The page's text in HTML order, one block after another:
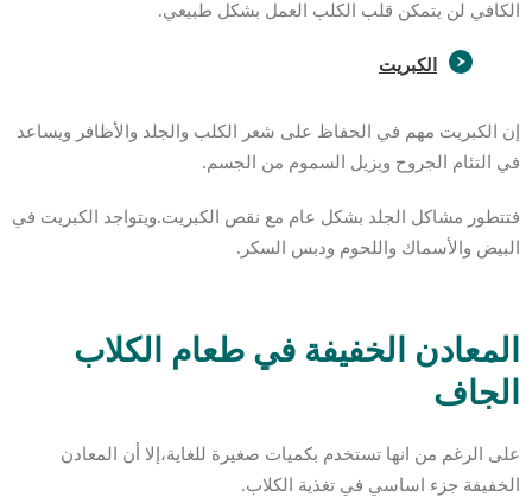
الكافي لن يتمكن قلب الكلب العمل بشكل طبيعي.
الكبريت
إن الكبريت مهم في الحفاظ على شعر الكلب والجلد والأظافر ويساعد
في التئام الجروح ويزيل السموم من الجسم.
فتتطور مشاكل الجلد بشكل عام مع نقص الكبريت.ويتواجد الكبريت في
البيض والأسماك واللحوم ودبس السكر.
المعادن الخفيفة في طعام الكلاب
الجاف
على الرغم من انها تستخدم بكميات صغيرة للغاية،إلا أن المعادن
الخفيفة جزء اساسي في تغذية الكلاب.